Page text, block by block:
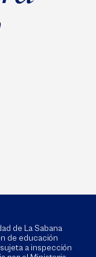
de La Sabana
de educación
a inspección